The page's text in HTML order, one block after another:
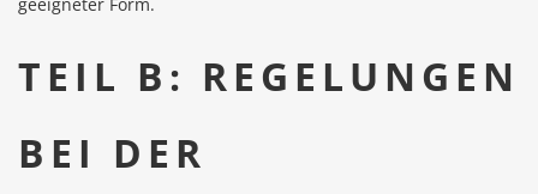
TEIL B: REGELUNGEN
BEI DER